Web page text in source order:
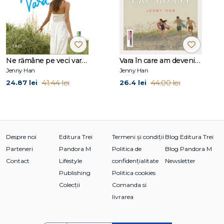
Ne rămâne pe veci vara (seria Vara, vol. 3)
Jenny Han
24.87 lei 41.44 lei
Vara în care am devenit frumoasă (seria Vara, vol. 1)
Jenny Han
26.4 lei 44.00 lei
Despre noi
Parteneri
Contact
Editura Trei
Pandora M
Lifestyle
Publishing
Colecții
Termeni și condiții
Politica de
confidențialitate
Politica cookies
Comanda si
livrarea
Blog Editura Trei
Blog Pandora M
Newsletter